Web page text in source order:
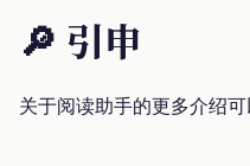
🔎 引申
关于阅读助手的更多介绍